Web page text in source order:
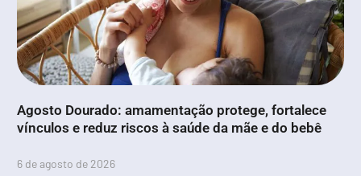
Agosto Dourado: amamentação protege, fortalece
vínculos e reduz riscos à saúde da mãe e do bebê
6 de agosto de 2026